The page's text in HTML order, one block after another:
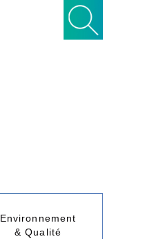
Environnement
& Qualité